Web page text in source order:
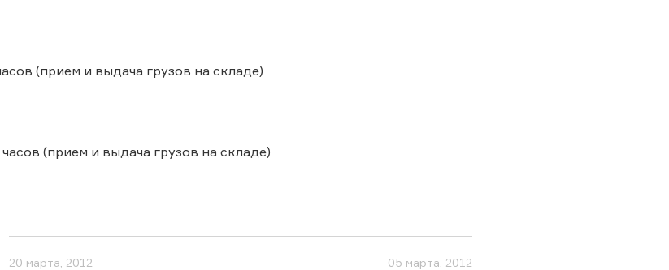
(прием и выдача грузов на складе)
(прием и выдача грузов на складе)
20 марта, 2012 05 марта, 2012